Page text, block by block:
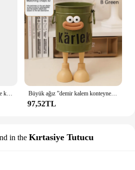
Komik büyük ağız çıkartmalar ile kalemlik Metal kırtasiye konteyner karikatür çok fonksiyonlu masaüstü masaüstü düzenleyici Büyük ağız ”demir kalem konteyner demir kalemlik öğrenci masaüstü demir kova ofis silindir
97,52TL
in the Kırtasiye Tutucu